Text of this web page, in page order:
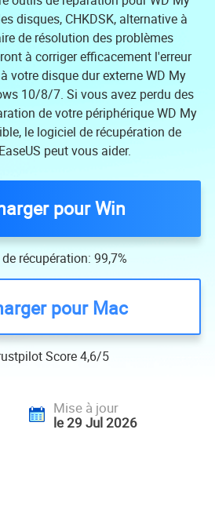
disques, CHKDSK, alternative à
de résolution des problèmes
à corriger efficacement l'erreur
votre disque dur externe WD My
10/8/7. Si vous avez perdu des
de votre périphérique WD My
le logiciel de récupération de
peut vous aider.
pour Win
récupération: 99,7%
pour Mac
Score 4,6/5
Mise à jour
le 29 Jul 2026